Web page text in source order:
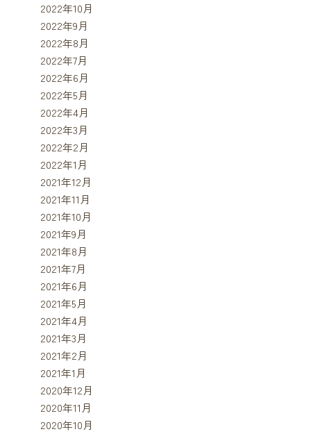
2022年10月
2022年9月
2022年8月
2022年7月
2022年6月
2022年5月
2022年4月
2022年3月
2022年2月
2022年1月
2021年12月
2021年11月
2021年10月
2021年9月
2021年8月
2021年7月
2021年6月
2021年5月
2021年4月
2021年3月
2021年2月
2021年1月
2020年12月
2020年11月
2020年10月